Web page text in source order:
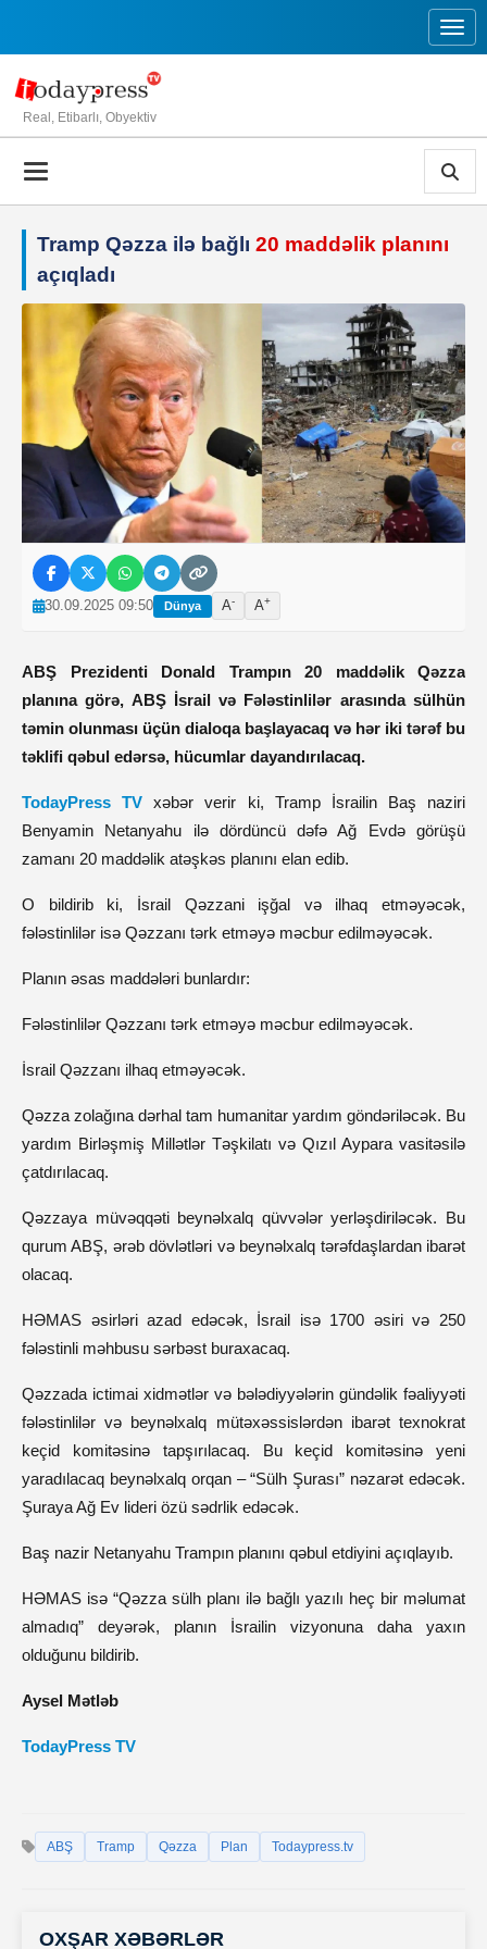
Real, Etibarlı, Obyektiv
Tramp Qəzza ilə bağlı 20 maddəlik planını
açıqladı
30.09.2025 09:50 Dünya A- A+
ABŞ Prezidenti Donald Trampın 20 maddəlik Qəzza
planına görə, ABŞ İsrail və Fələstinlilər arasında sülhün
təmin olunması üçün dialoqa başlayacaq və hər iki tərəf bu
təklifi qəbul edərsə, hücumlar dayandırılacaq.
TodayPress TV xəbər verir ki, Tramp İsrailin Baş naziri
Benyamin Netanyahu ilə dördüncü dəfə Ağ Evdə görüşü
zamanı 20 maddəlik atəşkəs planını elan edib.
O bildirib ki, İsrail Qəzzani işğal və ilhaq etməyəcək,
fələstinlilər isə Qəzzanı tərk etməyə məcbur edilməyəcək.
Planın əsas maddələri bunlardır:
Fələstinlilər Qəzzanı tərk etməyə məcbur edilməyəcək.
İsrail Qəzzanı ilhaq etməyəcək.
Qəzza zolağına dərhal tam humanitar yardım göndəriləcək. Bu
yardım Birləşmiş Millətlər Təşkilatı və Qızıl Aypara vasitəsilə
çatdırılacaq.
Qəzzaya müvəqqəti beynəlxalq qüvvələr yerləşdiriləcək. Bu
qurum ABŞ, ərəb dövlətləri və beynəlxalq tərəfdaşlardan ibarət
olacaq.
HƏMAS əsirləri azad edəcək, İsrail isə 1700 əsiri və 250
fələstinli məhbusu sərbəst buraxacaq.
Qəzzada ictimai xidmətlər və bələdiyyələrin gündəlik fəaliyyəti
fələstinlilər və beynəlxalq mütəxəssislərdən ibarət texnokrat
keçid komitəsinə tapşırılacaq. Bu keçid komitəsinə yeni
yaradılacaq beynəlxalq orqan – “Sülh Şurası” nəzarət edəcək.
Şuraya Ağ Ev lideri özü sədrlik edəcək.
Baş nazir Netanyahu Trampın planını qəbul etdiyini açıqlayıb.
HƏMAS isə “Qəzza sülh planı ilə bağlı yazılı heç bir məlumat
almadıq” deyərək, planın İsrailin vizyonuna daha yaxın
olduğunu bildirib.
Aysel Mətləb
TodayPress TV
ABŞ Tramp Qəzza Plan Todaypress.tv
OXŞAR XƏBƏRLƏR